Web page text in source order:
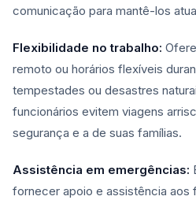
comunicação para mantê-los
Flexibilidade no trabalho:
remoto ou horários flexíveis
tempestades ou desastres
funcionários evitem viagens
segurança e a de suas famílias.
Assistência em emergências:
fornecer apoio e assistência aos